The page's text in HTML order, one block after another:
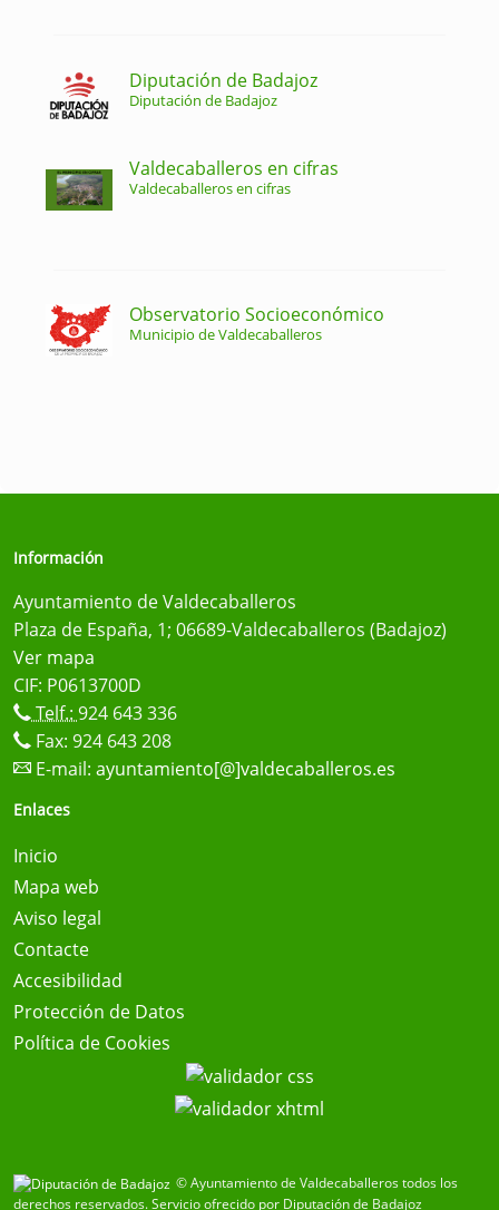
Diputación de Badajoz
Diputación de Badajoz
Valdecaballeros en cifras
Valdecaballeros en cifras
Observatorio Socioeconómico
Municipio de Valdecaballeros
Información
Ayuntamiento de Valdecaballeros
Plaza de España, 1; 06689-Valdecaballeros (Badajoz)
Ver mapa
CIF: P0613700D
Telf.: 924 643 336
Fax: 924 643 208
E-mail: ayuntamiento[@]valdecaballeros.es
Enlaces
Inicio
Mapa web
Aviso legal
Contacte
Accesibilidad
Protección de Datos
Política de Cookies
© Ayuntamiento de Valdecaballeros todos los
derechos reservados.Servicio ofrecido por Diputación de Badajoz